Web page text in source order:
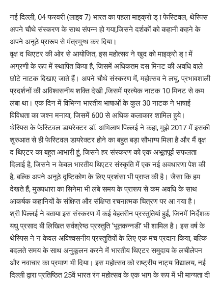
नई दिल्ली, 04 फरवरी (लाइव 7) भारत का पहला माइक्रो ड् ा फेस्टिवल, थेस्पिस
अपने चौथे संस्करण के साथ संपन्न हो गया,जिसने दर्शकों को कहानी कहने के
अपने अनूठे प्रारूप से मंत्रमुग्ध कर दिया।
वृक्ष द थिएटर की ओर से आयोजित, इस महोत्सव ने खुद को माइक्रो ड् ा में
अग्रणी के रूप में स्थापित किया है, जिसमें अधिकतम दस मिनट की अवधि वाले
छोटे नाटक दिखाए जाते हैं। अपने चौथे संस्करण में, महोत्सव ने लघु, प्रभावशाली
प्रदर्शनों की अविश्वसनीय शक्ति देखी ,जिसमें प्रत्येक नाटक 10 मिनट से कम
लंबा था। एक दिन में विभिन्न भारतीय भाषाओं के कुल 30 नाटक ने भाषाई
विविधता का जश्न मनाया, जिसमें 600 से अधिक कलाकार शामिल हुये।
थेस्पिस के फेस्टिवल डायरेक्टर डॉ. अभिलाष पिल्लई ने कहा, मुझे 2017 में इसकी
शुरुआत से ही फेस्टिवल डायरेक्टर होने का बहुत बड़ा सौभाग्य मिला है और मैं वृक्ष
द थिएटर का बहुत आभारी हूं, जिसने हर संस्करण को एक अभूतपूर्व सफलता
दिलाई है, जिसने न केवल भारतीय थिएटर संस्कृति में एक नई अवधारणा पेश की
है, बल्कि अपने अनूठे दृष्टिकोण के लिए प्रशंसा भी प्राप्त की है। जैसा कि हम
देखते हैं, मुख्यधारा का सिनेमा भी लंबे समय के प्रारूप से कम अवधि के साथ
आकर्षक कहानियों के संक्षिप्त और संक्षिप्त रचनात्मक चित्रण पर आ गया है।
श्री पिल्लई ने बताया इस संस्करण में कई बेहतरीन प्रस्तुतियां हुईं, जिनमें निर्देशक
यधु प्रसाद बी लिखित सर्वश्रेष्ठ प्रस्तुति ‘भूतकन्नडी’ भी शामिल है। इस वर्ष के
थेस्पिस ने न केवल अविश्वसनीय प्रस्तुतियों के लिए एक मंच प्रदान किया, बल्कि
बदलते समय के साथ अनुकूलन करने में भारतीय थिएटर समुदाय के लचीलेपन
और नवाचार का प्रमाण भी दिया। इस महोत्सव को राष्ट्रीय नाट्य विद्यालय, नई
दिल्ली द्वारा प्रतिष्ठित 25वें भारत रंग महोत्सव के एक भाग के रूप में भी मान्यता दी